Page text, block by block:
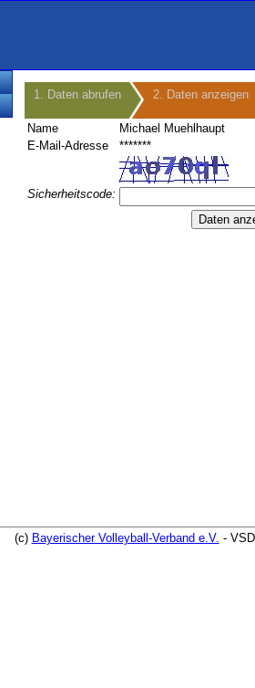
1. Daten abrufen 2. Daten anzeigen
Name
Michael Muehlhaupt
E-Mail-Adresse
*******
Sicherheitscode:
(c) Bayerischer Volleyball-Verband e.V. -